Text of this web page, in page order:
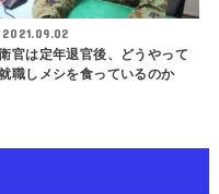
2021.09.02
官は定年退官後、どうやって
職しメシを食っているのか